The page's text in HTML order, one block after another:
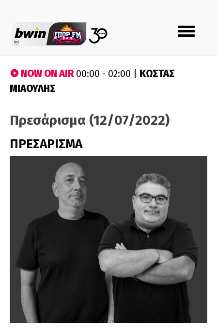
Toggle
navigation
NOW ON AIR00:00 - 02:00 | ΚΩΣΤΑΣ
ΜΙΑΟΥΛΗΣ
Πρεσάρισμα (12/07/2022)
ΠΡΕΣΑΡΙΣΜΑ